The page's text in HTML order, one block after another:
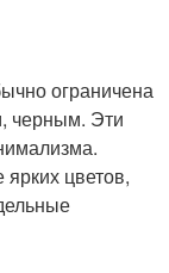
ограничена
черным. Эти
цветов,